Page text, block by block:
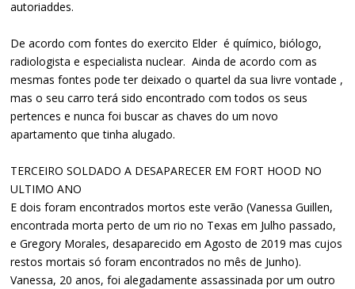
autoriaddes.
De acordo com fontes do exercito Elder é químico, biólogo,
radiologista e especialista nuclear. Ainda de acordo com as
mesmas fontes pode ter deixado o quartel da sua livre vontade ,
mas o seu carro terá sido encontrado com todos os seus
pertences e nunca foi buscar as chaves do um novo
apartamento que tinha alugado.
TERCEIRO SOLDADO A DESAPARECER EM FORT HOOD NO
ULTIMO ANO
E dois foram encontrados mortos este verão (Vanessa Guillen,
encontrada morta perto de um rio no Texas em Julho passado,
e Gregory Morales, desaparecido em Agosto de 2019 mas cujos
restos mortais só foram encontrados no mês de Junho).
Vanessa, 20 anos, foi alegadamente assassinada por um outro